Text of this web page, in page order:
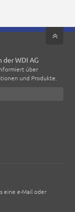
der WDI AG
über
und Produkte.
eine e-Mail oder